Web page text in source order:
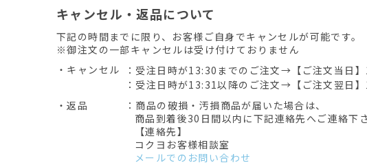
キャンセル・返品について
下記の時間までに限り、お客様ご自身でキャンセルが可能です。
※御注文の一部キャンセルは受け付けておりません
・キャンセル
：受注日時が13:30までのご注文→【ご注文当日
：受注日時が13:31以降のご注文→【ご注文翌日
・返品
：商品の破損・汚損商品が届いた場合は、
商品到着後30日間以内に下記連絡先へご連絡下
【連絡先】
コクヨお客様相談室
メールでのお問い合わせ